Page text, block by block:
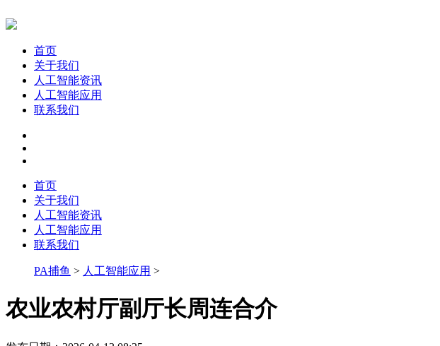
首页
关于我们
人工智能资讯
人工智能应用
联系我们
首页
关于我们
人工智能资讯
人工智能应用
联系我们
PA捕鱼 > 人工智能应用 >
农业农村厅副厅长周连合介